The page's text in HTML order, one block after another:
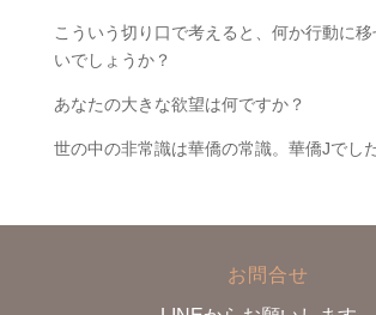
こういう切り口で考えると、何か行動に
いでしょうか？
あなたの大きな欲望は何ですか？
世の中の非常識は華僑の常識。華僑Jでし
お問合せ